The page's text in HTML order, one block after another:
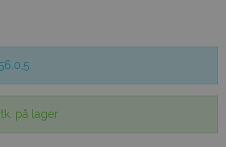
på lager